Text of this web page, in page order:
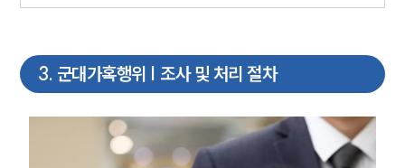
3. 군대가혹행위 | 조사 및 처리 절차